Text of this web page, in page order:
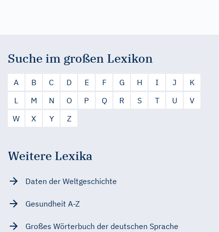
Suche im großen Lexikon
A B C D E F G H I J
K
L
M N O P Q R S T U
V
W
X Y Z
Weitere Lexika
Daten der Weltgeschichte
Gesundheit A-Z
Großes Wörterbuch der deutschen Sprache